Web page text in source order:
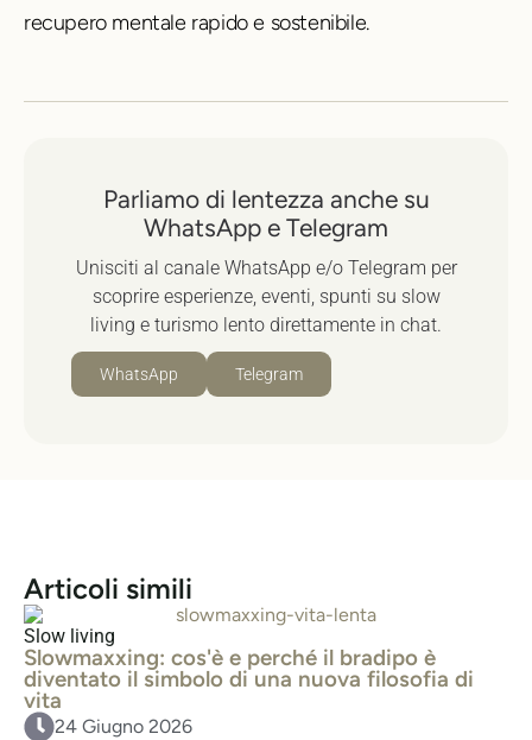
recupero mentale rapido e sostenibile.
Parliamo di lentezza anche su
WhatsApp e Telegram
Unisciti al canale WhatsApp e/o Telegram per
scoprire esperienze, eventi, spunti su slow
living e turismo lento direttamente in chat.
WhatsApp Telegram
Articoli simili
Slow living
Slowmaxxing: cos'è e perché il bradipo è
diventato il simbolo di una nuova filosofia di
vita
24 Giugno 2026